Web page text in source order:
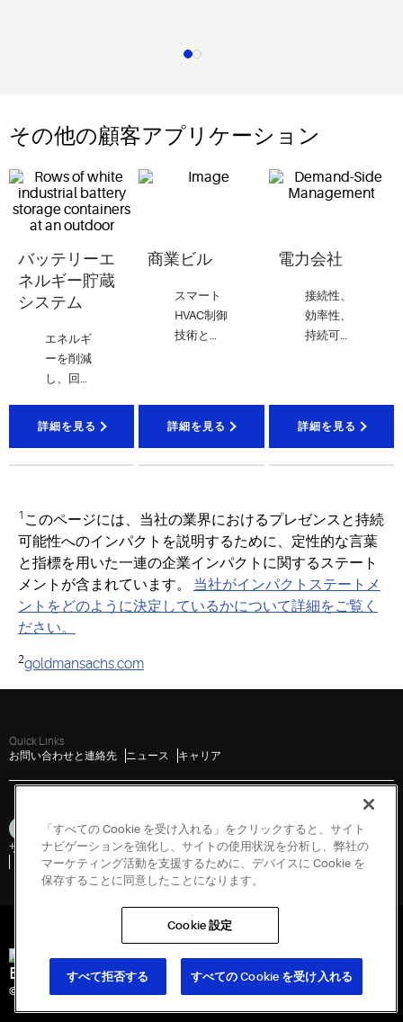
その他の顧客アプリケーション
バッテリーエ
ネルギー貯蔵
システム
エネルギ
ーを削減
し、回復
る革新的
詳細を見る
商業ビル
スマート
HVAC制御
技術と圧
施設、オ
ざまな環
境で快適
さを生み
出します
詳細を見る
電力会社
接続性、
効率性、
持続可能
ネルギー
詳細を見る
1 このページには、当社の業界におけるプレゼンスと持続
可能性へのインパクトを説明するために、定性的な言葉
と指標を用いた一連の企業インパクトに関するステート
メントが含まれています。 当社がインパクトステートメ
ントをどのように決定しているかについて詳細をご覧く
ださい。
2goldmansachs.com
Quick Links
お問い合わせと連絡先
ニュース キャリア
サイトマップ 個人情報に関する取り扱い 利用規約
Cookies
脆弱性開示ポリシー
脆弱性を報告する 政府情報開示請求
Engineered for Sustainability
© 2026 Copeland LP. All rights reserved.
「すべての Cookie を受け入れる」をクリックすると、サイト
ナビゲーションを強化し、サイトの使用状況を分析し、弊社の
マーケティング活動を支援するために、デバイスに Cookie を
保存することに同意したことになります。
Cookie 設定
すべて拒否する すべての Cookie を受け入れる